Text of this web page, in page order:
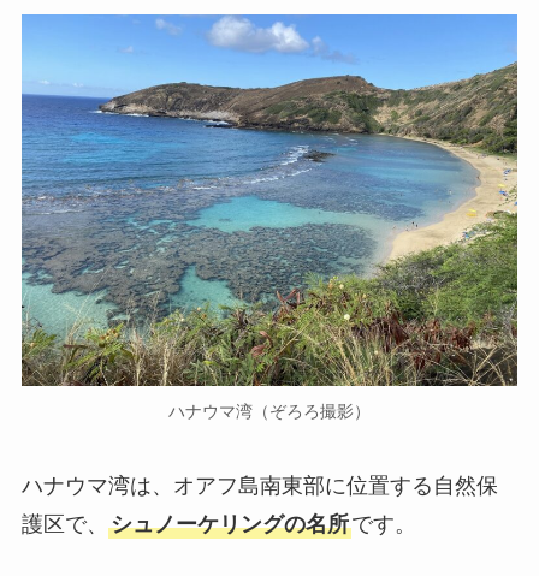
ハナウマ湾（ぞろろ撮影）
ハナウマ湾は、オアフ島南東部に位置する自然保
護区で、 シュノーケリングの名所です。